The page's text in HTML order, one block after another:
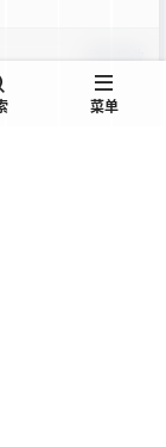
确认修改
菜单